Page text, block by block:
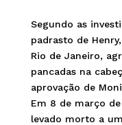
Segundo as
padrasto de
Rio de Janeiro,
pancadas na
aprovação de
Em 8 de março
levado morto a